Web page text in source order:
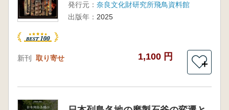
発行元： 奈良文化財研究所飛鳥資料館
出版年： 2025
新刊 取り寄せ 1,100 円
＋